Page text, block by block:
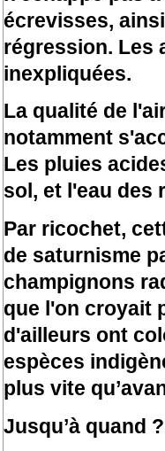
écrevisses,
régression. Les
inexpliquées.
La qualité de
notamment
Les pluies
sol, et l'eau des
Par ricochet,
de saturnisme
champignons
que l'on croyait
d'ailleurs ont
espèces
plus vite
Jusqu’à quand ?